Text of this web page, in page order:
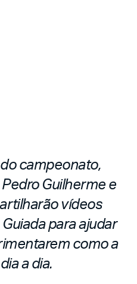
campeonato,
Guilherme e
vídeos
para ajudar
como a
a dia.